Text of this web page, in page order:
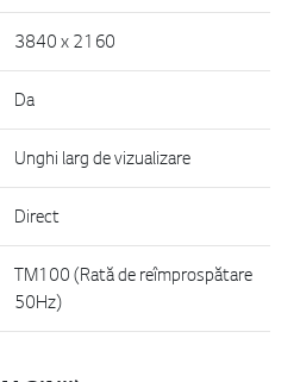
3840 x 2160
Da
Unghi larg de vizualizare
Direct
TM100 (Rată de reîmprospătare
50Hz)